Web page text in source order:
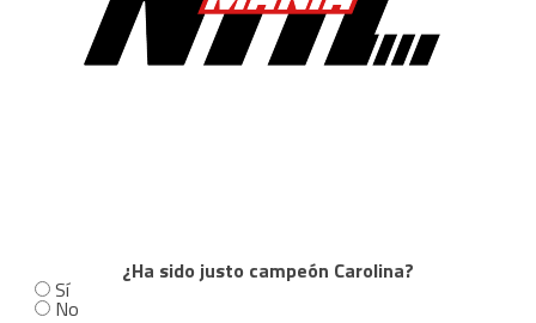
¿Ha sido justo campeón Carolina?
Sí
No